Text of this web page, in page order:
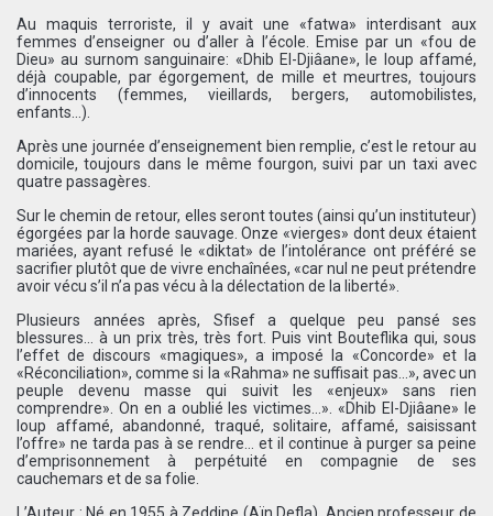
Au maquis terroriste, il y avait une «fatwa» interdisant aux
femmes d’enseigner ou d’aller à l’école. Emise par un «fou de
Dieu» au surnom sanguinaire: «Dhib El-Djiâane», le loup affamé,
déjà coupable, par égorgement, de mille et meurtres, toujours
d’innocents (femmes, vieillards, bergers, automobilistes,
enfants…).
Après une journée d’enseignement bien remplie, c’est le retour au
domicile, toujours dans le même fourgon, suivi par un taxi avec
quatre passagères.
Sur le chemin de retour, elles seront toutes (ainsi qu’un instituteur)
égorgées par la horde sauvage. Onze «vierges» dont deux étaient
mariées, ayant refusé le «diktat» de l’intolérance ont préféré se
sacrifier plutôt que de vivre enchaînées, «car nul ne peut prétendre
avoir vécu s’il n’a pas vécu à la délectation de la liberté».
Plusieurs années après, Sfisef a quelque peu pansé ses
blessures… à un prix très, très fort. Puis vint Bouteflika qui, sous
l’effet de discours «magiques», a imposé la «Concorde» et la
«Réconciliation», comme si la «Rahma» ne suffisait pas…», avec un
peuple devenu masse qui suivit les «enjeux» sans rien
comprendre». On en a oublié les victimes…». «Dhib El-Djiâane» le
loup affamé, abandonné, traqué, solitaire, affamé, saisissant
l’offre» ne tarda pas à se rendre… et il continue à purger sa peine
d’emprisonnement à perpétuité en compagnie de ses
cauchemars et de sa folie.
L’Auteur : Né en 1955 à Zeddine (Aïn Defla). Ancien professeur de